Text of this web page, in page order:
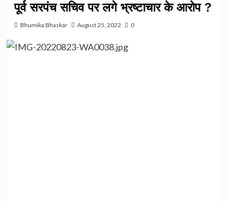
पूर्व सरपंच सचिव पर लगे भ्रष्टाचार के आरोप ?
Bhumika Bhaskar August 25, 2022 0